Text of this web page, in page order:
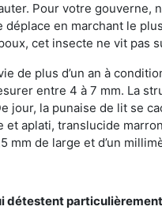
Pour votre gouverne,
déplace en marchant le
cet insecte ne vit pas
plus d’un an à
entre 4 à 7 mm. La
jour, la punaise de lit se
aplati, translucide
de large et d’un
détestent